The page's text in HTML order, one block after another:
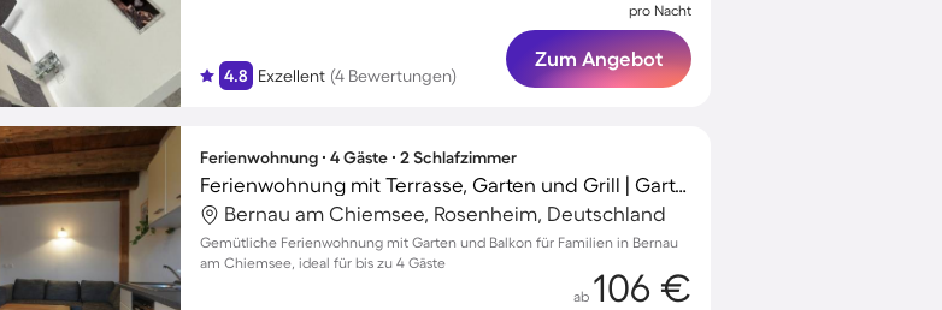
4.8 Exzellent (4 Bewertungen)
pro Nacht
Zum Angebot
Ferienwohnung ∙ 4 Gäste ∙ 2 Schlafzimmer
Ferienwohnung mit Terrasse, Garten und Grill | Gartenblick
Bernau am Chiemsee, Rosenheim, Deutschland
Gemütliche Ferienwohnung mit Garten und Balkon für Familien in Bernau
am Chiemsee, ideal für bis zu 4 Gäste
ab 106 €